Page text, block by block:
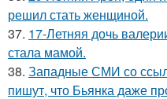
решил стать женщиной.
37. 17-Летняя дочь
стала мамой.
38. Западные СМИ со
пишут, что Бьянка даже